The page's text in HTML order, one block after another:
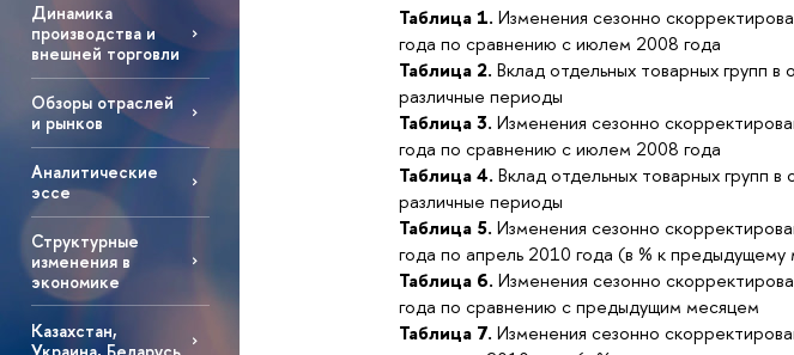
Динамика
производства и
внешней торговли
Обзоры отраслей
и рынков
Аналитические
эссе
Структурные
изменения в
экономике
Казахстан,
Таблица 1. Изменения сезонно
года по сравнению с июлем 2008 года
Таблица 2. Вклад отдельных товарных групп
различные периоды
Таблица 3. Изменения сезонно
года по сравнению с июлем 2008 года
Таблица 4. Вклад отдельных товарных групп
различные периоды
Таблица 5. Изменения сезонно
года по апрель 2010 года (в % к предыдущему
Таблица 6. Изменения сезонно
года по сравнению с предыдущим месяцем
Таблица 7. Изменения сезонно